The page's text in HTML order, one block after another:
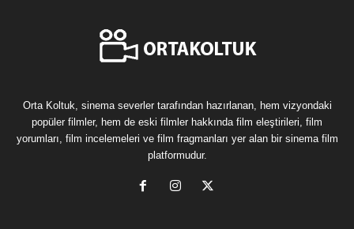
Orta Koltuk, sinema severler tarafından hazırlanan, hem vizyondaki
popüler filmler, hem de eski filmler hakkında film eleştirileri, film
yorumları, film incelemeleri ve film fragmanları yer alan bir sinema film
platformudur.